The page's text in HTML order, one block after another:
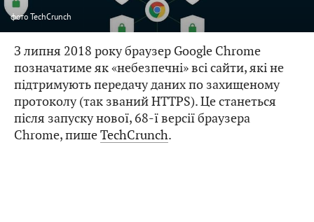
фото TechCrunch
З липня 2018 року браузер Google Chrome
позначатиме як «небезпечні» всі сайти, які не
підтримують передачу даних по захищеному
протоколу (так званий HTTPS). Це станеться
після запуску нової, 68-ї версії браузера
Chrome, пишеTechCrunch.